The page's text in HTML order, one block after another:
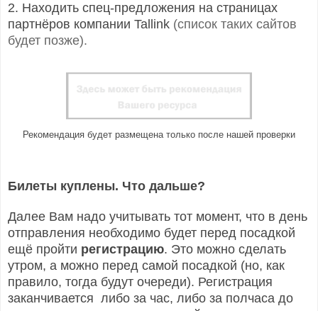
2. Находить спец-предложения на страницах
партнёров компании Tallink (список таких сайтов
будет позже).
Рекомендация будет размещена только после нашей проверки
Билеты куплены. Что дальше?
Далее Вам надо учитывать тот момент, что в день
отправления необходимо будет перед посадкой
ещё пройти регистрацию. Это можно сделать
утром, а можно перед самой посадкой (но, как
правило, тогда будут очереди). Регистрация
заканчивается либо за час, либо за полчаса до